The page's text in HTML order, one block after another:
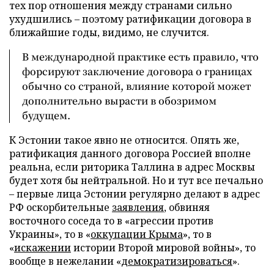
тех пор отношения между странами сильно
ухудшились – поэтому ратификации договора в
ближайшие годы, видимо, не случится.
В международной практике есть правило, что
форсируют заключение договора о границах
обычно со страной, влияние которой может
дополнительно вырасти в обозримом
будущем.
К Эстонии такое явно не относится. Опять же,
ратификация данного договора Россией вполне
реальна, если риторика Таллина в адрес Москвы
будет хотя бы нейтральной. Но и тут все печально
– первые лица Эстонии регулярно делают в адрес
РФ оскорбительные заявления, обвиняя
восточного соседа то в «агрессии против
Украины», то в «оккупации Крыма», то в
«искаженииистории Второй мировой войны», то
вообще в нежелании «демократизироваться».